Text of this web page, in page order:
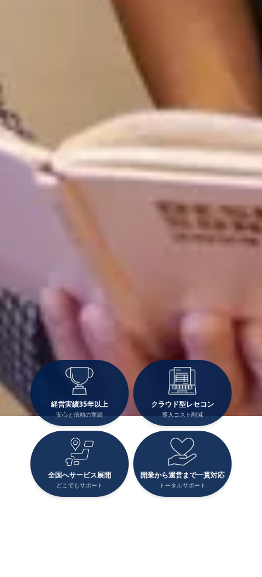
経営実績35年以上
安心と信頼の実績
クラウド型レセコン
導入コスト削減
全国へサービス展開
どこでもサポート
開業から運営まで一貫対応
トータルサポート